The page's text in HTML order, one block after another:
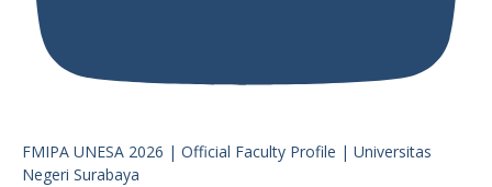
FMIPA UNESA 2026 | Official Faculty Profile | Universitas
Negeri Surabaya